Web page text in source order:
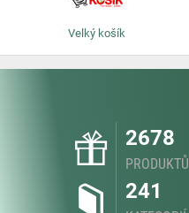
Velký košík
2678
PRODUKTŮ
241